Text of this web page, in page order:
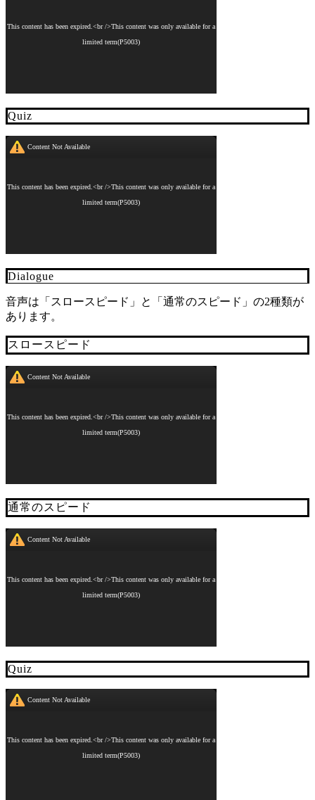
Quiz
Dialogue
音声は「スロースピード」と「通常のスピード」の2種類が
あります。
スロースピード
通常のスピード
Quiz